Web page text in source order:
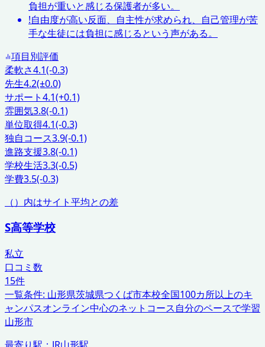
負担が重いと感じる保護者が多い。
!自由度が高い反面、自主性が求められ、自己管理が苦
手な生徒には負担に感じるという声がある。
項目別評価
柔軟さ4.1(-0.3)
先生4.2(±0.0)
サポート4.1(+0.1)
雰囲気3.8(-0.1)
単位取得4.1(-0.3)
独自コース3.9(-0.1)
進路支援3.8(-0.1)
学校生活3.3(-0.5)
学費3.5(-0.3)
（）内はサイト平均との差
S高等学校
私立
口コミ数
15件
一覧条件: 山形県茨城県つくば市本校全国100カ所以上のキ
ャンパスオンライン中心のネットコース自分のペースで学習
山形市